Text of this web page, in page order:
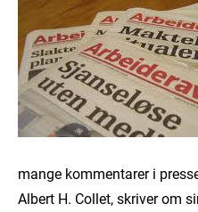
mange kommentarer i
Albert H. Collet, skriver om